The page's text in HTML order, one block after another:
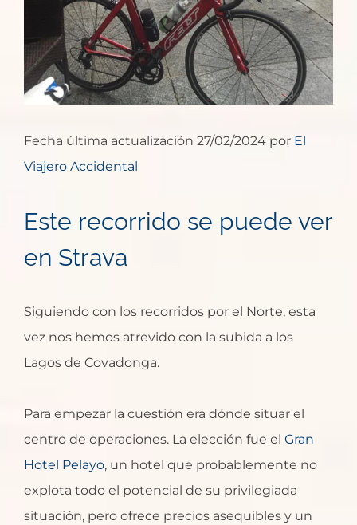
Fecha última actualización 27/02/2024 por El
Viajero Accidental
Este recorrido se puede ver
en Strava
Siguiendo con los recorridos por el Norte, esta
vez nos hemos atrevido con la subida a los
Lagos de Covadonga.
Para empezar la cuestión era dónde situar el
centro de operaciones. La elección fue el Gran
Hotel Pelayo, un hotel que probablemente no
explota todo el potencial de su privilegiada
situación, pero ofrece precios asequibles y un